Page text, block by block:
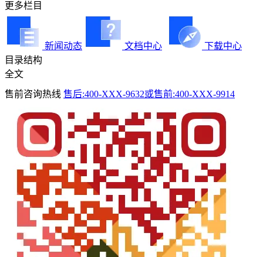
更多栏目
新闻动态 文档中心
下载中心
目录结构
全文
售前咨询热线 售后:400-XXX-9632或售前:400-XXX-9914